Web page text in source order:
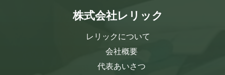
株式会社レリック
レリックについて
会社概要
代表あいさつ